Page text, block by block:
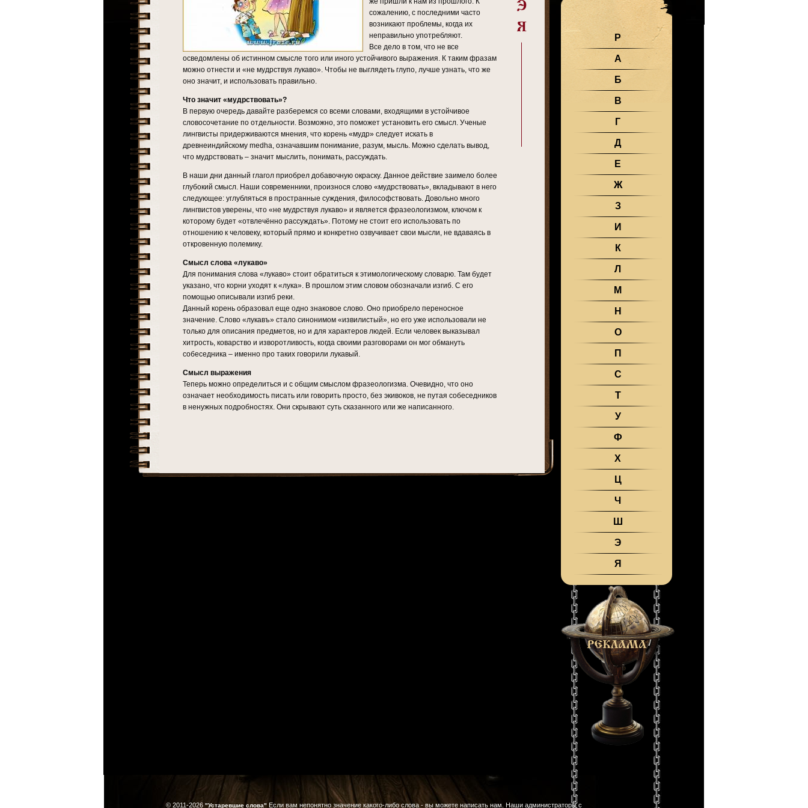
Р
А
Б
В
Г
Д
Е
Ж
З
И
К
Л
М
Н
О
П
С
Т
У
Ф
Х
Ц
Ч
Ш
Э
Я
сожалению, с последними часто
возникают проблемы, когда их
неправильно употребляют.
Все дело в том, что не все
осведомлены об истинном смысле того или иного устойчивого выражения. К таким фразам
можно отнести и «не мудрствуя лукаво». Чтобы не выглядеть глупо, лучше узнать, что же
оно значит, и использовать правильно.
Что значит «мудрствовать»?
В первую очередь давайте разберемся со всеми словами, входящими в устойчивое
словосочетание по отдельности. Возможно, это поможет установить его смысл. Ученые
лингвисты придерживаются мнения, что корень «мудр» следует искать в
древнеиндийскому medha, означавшим понимание, разум, мысль. Можно сделать вывод,
что мудрствовать – значит мыслить, понимать, рассуждать.
В наши дни данный глагол приобрел добавочную окраску. Данное действие заимело более
глубокий смысл. Наши современники, произнося слово «мудрствовать», вкладывают в него
следующее: углубляться в пространные суждения, философствовать. Довольно много
лингвистов уверены, что «не мудрствуя лукаво» и является фразеологизмом, ключом к
которому будет «отвлечённо рассуждать». Потому не стоит его использовать по
отношению к человеку, который прямо и конкретно озвучивает свои мысли, не вдаваясь в
откровенную полемику.
Смысл слова «лукаво»
Для понимания слова «лукаво» стоит обратиться к этимологическому словарю. Там будет
указано, что корни уходят к «лука». В прошлом этим словом обозначали изгиб. С его
помощью описывали изгиб реки.
Данный корень образовал еще одно знаковое слово. Оно приобрело переносное
значение. Слово «лукавъ» стало синонимом «извилистый», но его уже использовали не
только для описания предметов, но и для характеров людей. Если человек выказывал
хитрость, коварство и изворотливость, когда своими разговорами он мог обмануть
собеседника – именно про таких говорили лукавый.
Смысл выражения
Теперь можно определиться и с общим смыслом фразеологизма. Очевидно, что оно
означает необходимость писать или говорить просто, без экивоков, не путая собеседников
в ненужных подробностях. Они скрывают суть сказанного или же написанного.
© 2011-2026 "Устаревшие слова" Если вам непонятно значение какого-либо слова - вы можете написать нам. Наши администраторы с